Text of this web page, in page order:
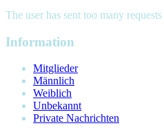
The user has sent too many
Information
Mitglieder
Männlich
Weiblich
Unbekannt
Private Nachrichten